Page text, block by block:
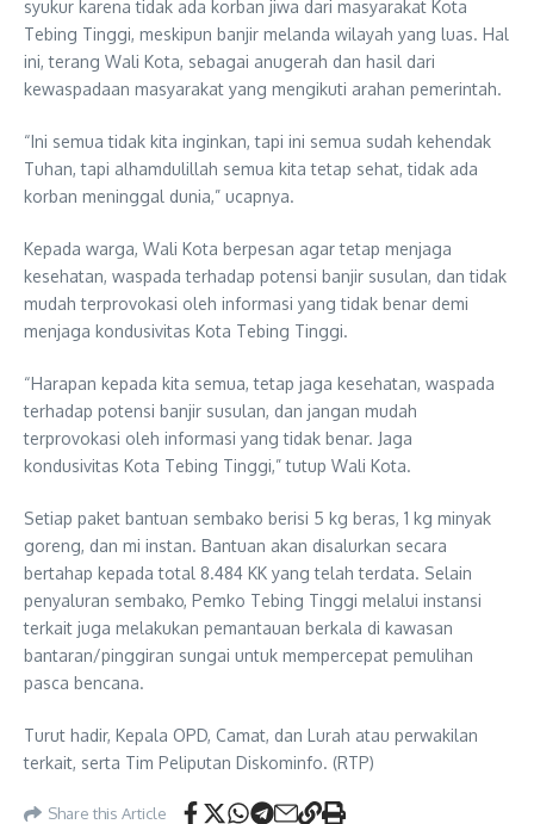
syukur karena tidak ada korban jiwa dari masyarakat Kota
Tebing Tinggi, meskipun banjir melanda wilayah yang luas. Hal
ini, terang Wali Kota, sebagai anugerah dan hasil dari
kewaspadaan masyarakat yang mengikuti arahan pemerintah.
“Ini semua tidak kita inginkan, tapi ini semua sudah kehendak
Tuhan, tapi alhamdulillah semua kita tetap sehat, tidak ada
korban meninggal dunia,” ucapnya.
Kepada warga, Wali Kota berpesan agar tetap menjaga
kesehatan, waspada terhadap potensi banjir susulan, dan tidak
mudah terprovokasi oleh informasi yang tidak benar demi
menjaga kondusivitas Kota Tebing Tinggi.
“Harapan kepada kita semua, tetap jaga kesehatan, waspada
terhadap potensi banjir susulan, dan jangan mudah
terprovokasi oleh informasi yang tidak benar. Jaga
kondusivitas Kota Tebing Tinggi,” tutup Wali Kota.
Setiap paket bantuan sembako berisi 5 kg beras, 1 kg minyak
goreng, dan mi instan. Bantuan akan disalurkan secara
bertahap kepada total 8.484 KK yang telah terdata. Selain
penyaluran sembako, Pemko Tebing Tinggi melalui instansi
terkait juga melakukan pemantauan berkala di kawasan
bantaran/pinggiran sungai untuk mempercepat pemulihan
pasca bencana.
Turut hadir, Kepala OPD, Camat, dan Lurah atau perwakilan
terkait, serta Tim Peliputan Diskominfo. (RTP)
Share this Article